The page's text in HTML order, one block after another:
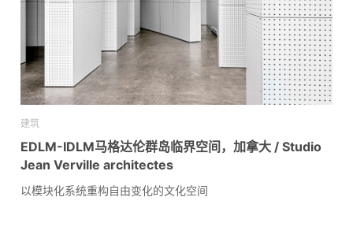
建筑
EDLM-IDLM马格达伦群岛临界空间，加拿大 / Studio
Jean Verville architectes
以模块化系统重构自由变化的文化空间